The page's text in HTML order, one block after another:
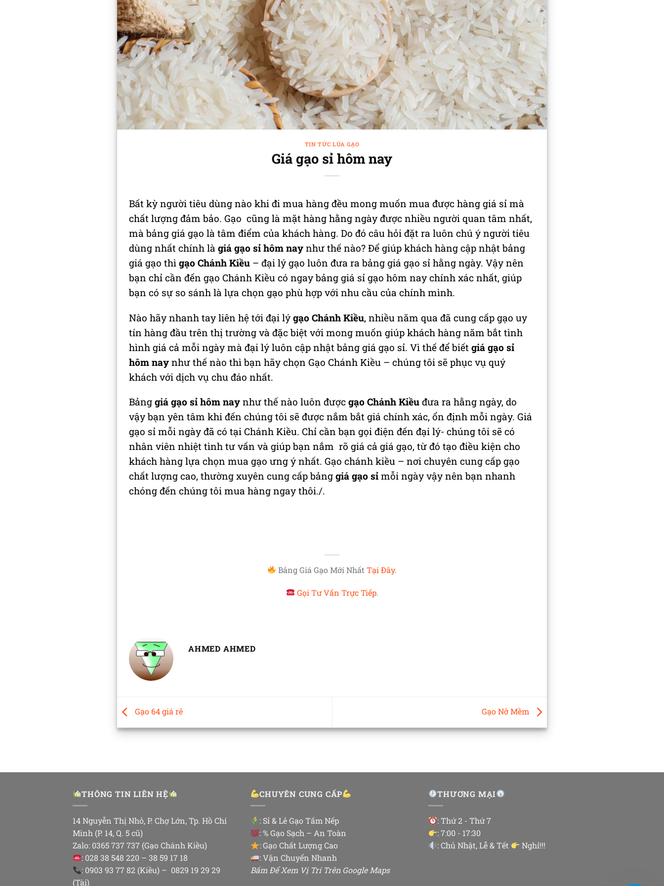
TIN TỨC LÚA GẠO
Giá gạo sỉ hôm nay
Bất kỳ người tiêu dùng nào khi đi mua hàng đều mong muốn mua được hàng giá sỉ mà
chất lượng đảm bảo. Gạo cũng là mặt hàng hằng ngày được nhiều người quan tâm nhất,
mà bảng giá gạo là tâm điểm của khách hàng. Do đó câu hỏi đặt ra luôn chú ý người tiêu
dùng nhất chính là giá gạo sỉ hôm nay như thế nào? Để giúp khách hàng cập nhật bảng
giá gạo thì gạo Chánh Kiều – đại lý gạo luôn đưa ra bảng giá gạo sỉ hằng ngày. Vậy nên
bạn chỉ cần đến gạo Chánh Kiều có ngay bảng giá sỉ gạo hôm nay chính xác nhất, giúp
bạn có sự so sánh là lựa chọn gạo phù hợp với nhu cầu của chính mình.
Nào hãy nhanh tay liên hệ tới đại lý gạo Chánh Kiều, nhiều năm qua đã cung cấp gạo uy
tín hàng đầu trên thị trường và đặc biệt với mong muốn giúp khách hàng năm bắt tình
hình giá cả mỗi ngày mà đại lý luôn cập nhật bảng giá gạo sỉ. Vì thế để biết giá gạo sỉ
hôm nay như thế nào thì bạn hãy chọn Gạo Chánh Kiều – chúng tôi sẽ phục vụ quý
khách với dịch vụ chu đáo nhất.
Bảng giá gạo sỉ hôm nay như thế nào luôn được gạo Chánh Kiều đưa ra hằng ngày, do
vậy bạn yên tâm khi đến chúng tôi sẽ được nắm bắt giá chính xác, ổn định mỗi ngày. Giá
gạo sỉ mỗi ngày đã có tại Chánh Kiều. Chỉ cần bạn gọi điện đến đại lý- chúng tôi sẽ có
nhân viên nhiệt tình tư vấn và giúp bạn nắm rõ giá cả giá gạo, từ đó tạo điều kiện cho
khách hàng lựa chọn mua gạo ưng ý nhất. Gạo chánh kiều – nơi chuyên cung cấp gạo
chất lượng cao, thường xuyên cung cấp bảng giá gạo sỉ mỗi ngày vậy nên bạn nhanh
chóng đến chúng tôi mua hàng ngay thôi./.
Bảng Giá Gạo Mới NhấtTại Đây.
Gọi Tư Vấn Trực Tiếp.
AHMED AHMED
Gạo 64 giá rẻ Gạo Nở Mềm
THÔNG TIN LIÊN HỆ
14 Nguyễn Thị Nhỏ, P. Chợ Lớn, Tp. Hồ Chí
Minh (P. 14, Q. 5 cũ)
Zalo: 0365 737 737 (Gạo Chánh Kiều)
: 028 38 548 220 – 38 59 17 18
: 0903 93 77 82 (Kiều) – 0829 19 29 29
(Tài)
CHUYÊN CUNG CẤP
: Sỉ & Lẻ Gạo Tấm Nếp
: % Gạo Sạch – An Toàn
: Gạo Chất Lượng Cao
: Vận Chuyển Nhanh
Bấm Để Xem Vị Trí Trên Google Maps
THƯƠNG MẠI
: Thứ 2 - Thứ 7
: 7:00 - 17:30
: Chủ Nhật, Lễ & Tết
Nghỉ!!!